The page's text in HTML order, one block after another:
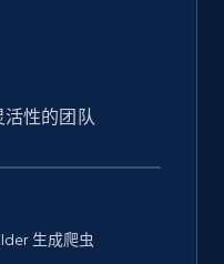
性的团队
生成爬虫